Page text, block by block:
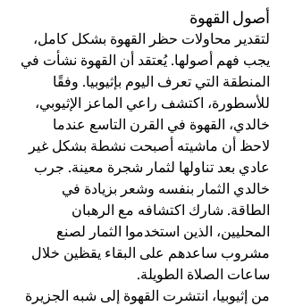
أصول القهوة
لتقدير محاولات حظر القهوة بشكل كامل،
يجب فهم أصولها. يُعتقد أن القهوة نشأت في
المنطقة التي تعرف اليوم بإثيوبيا. وفقًا
للأسطورة، اكتشف راعي الماعز الإثيوبي،
خالدي، القهوة في القرن التاسع عندما
لاحظ أن ماشيته أصبحت نشطة بشكل غير
عادي بعد تناولها لثمار شجرة معينة. جرب
خالدي الثمار بنفسه وشعر بزيادة في
الطاقة. شارك اكتشافه مع الرهبان
المحليين، الذين استخدموا الثمار لصنع
مشروب ساعدهم على البقاء يقظين خلال
ساعات الصلاة الطويلة.
من إثيوبيا، انتشرت القهوة إلى شبه الجزيرة